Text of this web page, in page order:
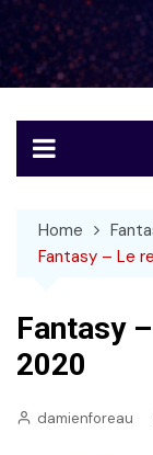
to
content
Le football
Home
Fantasy – Le
Fantasy
2020
damienforeau